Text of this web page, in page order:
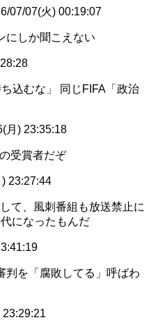
07/07(火) 00:19:07
にしか聞こえない
込むな」 同じFIFA「政治
月) 23:35:18
受賞者だぞ
23:27:44
て、風刺番組も放送禁止に
になったもんだ
判を「腐敗してる」呼ばわ
23:29:21